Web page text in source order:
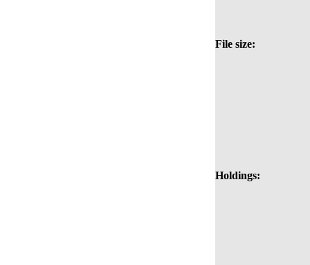
File size:
Holdings: